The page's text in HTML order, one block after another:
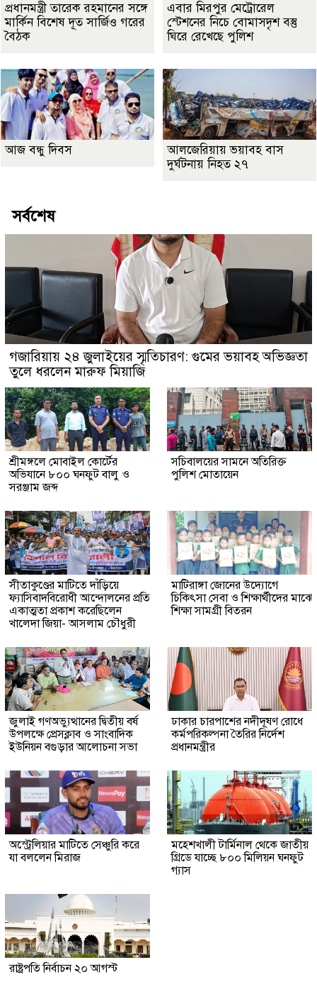
প্রধানমন্ত্রী তারেক রহমানের সঙ্গে
মার্কিন বিশেষ দূত সার্জিও গরের
বৈঠক
এবার মিরপুর মেট্রোরেল
স্টেশনের নিচে বোমাসদৃশ বস্তু
ঘিরে রেখেছে পুলিশ
আজ বন্ধু দিবস
আলজেরিয়ায় ভয়াবহ বাস
দুর্ঘটনায় নিহত ২৭
সর্বশেষ
গজারিয়ায় ২৪ জুলাইয়ের স্মৃতিচারণ: গুমের ভয়াবহ অভিজ্ঞতা
তুলে ধরলেন মারুফ মিয়াজি
শ্রীমঙ্গলে মোবাইল কোর্টের
অভিযানে ৮০০ ঘনফুট বালু ও
সরঞ্জাম জব্দ
সচিবালয়ের সামনে অতিরিক্ত
পুলিশ মোতায়েন
সীতাকুণ্ডের মাটিতে দাঁড়িয়ে
ফ্যাসিবাদবিরোধী আন্দোলনের প্রতি
একাত্মতা প্রকাশ করেছিলেন
খালেদা জিয়া- আসলাম চৌধুরী
মাটিরাঙ্গা জোনের উদ্যোগে
চিকিৎসা সেবা ও শিক্ষার্থীদের মাঝে
শিক্ষা সামগ্রী বিতরন
জুলাই গণঅভ্যুত্থানের দ্বিতীয় বর্ষ
উপলক্ষে প্রেসক্লাব ও সাংবাদিক
ইউনিয়ন বগুড়ার আলোচনা সভা
ঢাকার চারপাশের নদীদূষণ রোধে
কর্মপরিকল্পনা তৈরির নির্দেশ
প্রধানমন্ত্রীর
অস্ট্রেলিয়ার মাটিতে সেঞ্চুরি করে
যা বললেন মিরাজ
মহেশখালী টার্মিনাল থেকে জাতীয়
গ্রিডে যাচ্ছে ৮০০ মিলিয়ন ঘনফুট
গ্যাস
রাষ্ট্রপতি নির্বাচন ২০ আগস্ট